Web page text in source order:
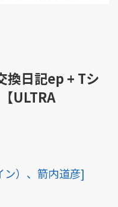
換日記ep + Tシ
ULTRA
ン）、箭内道彦]